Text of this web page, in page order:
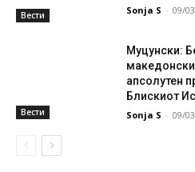
Вести Sonja S - 09/
Вести
Муцунски:
апсолутен
Блискиот
Sonja S - 09/